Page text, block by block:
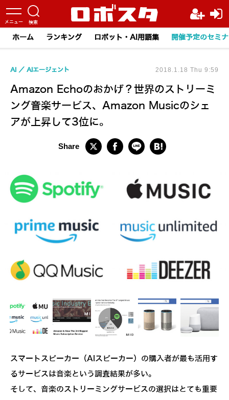
ホーム ランキング ロボット・AI用語集 開催予定のセミ
Amazon Echoのおかげ？世界のストリーミ
ング音楽サービス、Amazon Musicのシェ
アが上昇して3位に。
AI AIエージェント 2018.1.18 Thu 9:59
スマートスピーカー（AIスピーカー）の購入者が最も活用す
るサービスは音楽という調査結果が多い。
そして、音楽のストリーミングサービスの選択はとても重要